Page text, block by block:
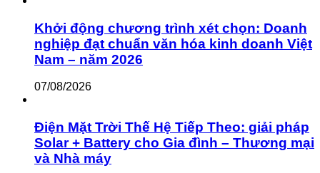
Khởi động chương trình xét chọn: Doanh
nghiệp đạt chuẩn văn hóa kinh doanh Việt
Nam – năm 2026
07/08/2026
Điện Mặt Trời Thế Hệ Tiếp Theo: giải pháp
Solar + Battery cho Gia đình – Thương mại
và Nhà máy